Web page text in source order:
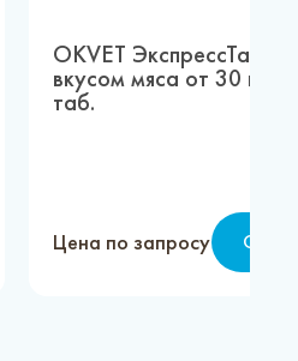
OKVET ЭкспрессТабс
вкусом мяса от 30 кг
таб.
Цена по запросу